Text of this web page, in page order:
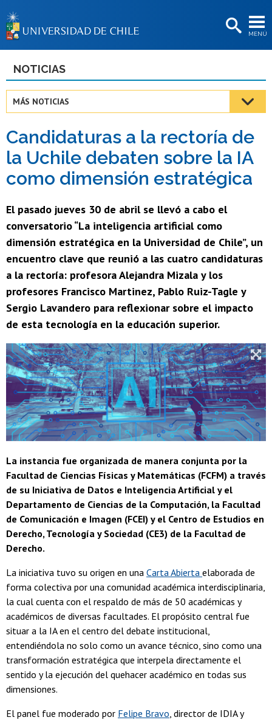
MENÚ
BIBLIOTECAS
Estudiantes
Académicas/os
Funcionarias/os
Egresadas/os
NOTICIAS
MÁS NOTICIAS
Candidaturas a la rectoría de
la Uchile debaten sobre la IA
como dimensión estratégica
El pasado jueves 30 de abril se llevó a cabo el
conversatorio “La inteligencia artificial como
dimensión estratégica en la Universidad de Chile”, un
encuentro clave que reunió a las cuatro candidaturas
a la rectoría: profesora Alejandra Mizala y los
profesores Francisco Martinez, Pablo Ruiz-Tagle y
Sergio Lavandero para reflexionar sobre el impacto
de esta tecnología en la educación superior.
La instancia fue organizada de manera conjunta por la
Facultad de Ciencias Físicas y Matemáticas (FCFM) a través
de su Iniciativa de Datos e Inteligencia Artificial y el
Departamento de Ciencias de la Computación, la Facultad
de Comunicación e Imagen (FCEI) y el Centro de Estudios en
Derecho, Tecnología y Sociedad (CE3) de la Facultad de
Derecho.
La iniciativa tuvo su origen en una Carta Abierta elaborada de
forma colectiva por una comunidad académica interdisciplinaria,
la cual cuenta con el respaldo de más de 50 académicas y
académicos de diversas facultades. El propósito central fue
situar a la IA en el centro del debate institucional,
entendiéndola no solo como un avance técnico, sino como una
transformación estratégica que interpela directamente el
sentido y la ejecución del quehacer académico en todas sus
dimensiones.
El panel fue moderado por Felipe Bravo , director de IDIA y